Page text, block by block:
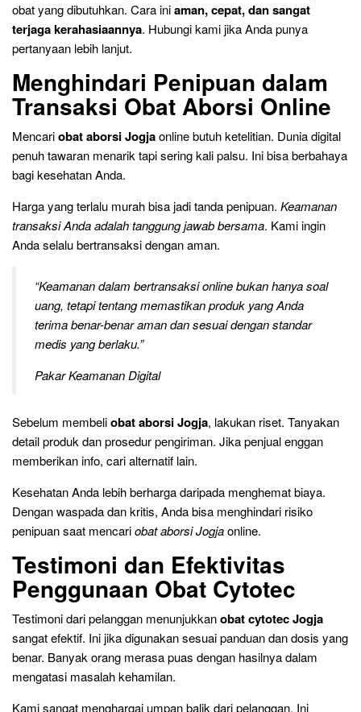
obat yang dibutuhkan. Cara iniaman, cepat, dan sangat
terjaga kerahasiaannya. Hubungi kami jika Anda punya
pertanyaan lebih lanjut.
Menghindari Penipuan dalam
Transaksi Obat Aborsi Online
Mencariobat aborsi Jogjaonline butuh ketelitian. Dunia digital
penuh tawaran menarik tapi sering kali palsu. Ini bisa berbahaya
bagi kesehatan Anda.
Harga yang terlalu murah bisa jadi tanda penipuan. Keamanan
transaksi Anda adalah tanggung jawab bersama. Kami ingin
Anda selalu bertransaksi dengan aman.
“Keamanan dalam bertransaksi online bukan hanya soal
uang, tetapi tentang memastikan produk yang Anda
terima benar-benar aman dan sesuai dengan standar
medis yang berlaku.”
Pakar Keamanan Digital
Sebelum membeliobat aborsi Jogja, lakukan riset. Tanyakan
detail produk dan prosedur pengiriman. Jika penjual enggan
memberikan info, cari alternatif lain.
Kesehatan Anda lebih berharga daripada menghemat biaya.
Dengan waspada dan kritis, Anda bisa menghindari risiko
penipuan saat mencariobat aborsi Jogjaonline.
Testimoni dan Efektivitas
Penggunaan Obat Cytotec
Testimoni dari pelanggan menunjukkanobat cytotec Jogja
sangat efektif. Ini jika digunakan sesuai panduan dan dosis yang
benar. Banyak orang merasa puas dengan hasilnya dalam
mengatasi masalah kehamilan.
Kami sangat menghargai umpan balik dari pelanggan. Ini